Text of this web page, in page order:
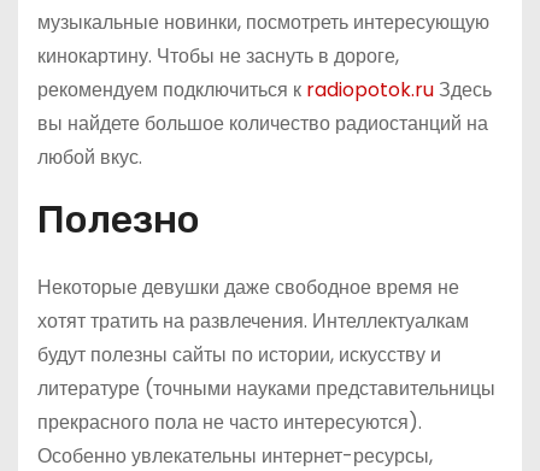
музыкальные новинки, посмотреть интересующую
кинокартину. Чтобы не заснуть в дороге,
рекомендуем подключиться к radiopotok.ru Здесь
вы найдете большое количество радиостанций на
любой вкус.
Полезно
Некоторые девушки даже свободное время не
хотят тратить на развлечения. Интеллектуалкам
будут полезны сайты по истории, искусству и
литературе (точными науками представительницы
прекрасного пола не часто интересуются).
Особенно увлекательны интернет-ресурсы,